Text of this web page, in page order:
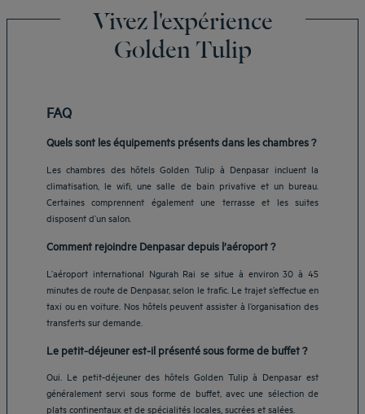
Vivez l'expérience
Golden Tulip
FAQ
Quels sont les équipements présents dans les chambres ?
Les chambres des hôtels Golden Tulip à Denpasar incluent la
climatisation, le wifi, une salle de bain privative et un bureau.
Certaines comprennent également une terrasse et les suites
disposent d’un salon.
Comment rejoindre Denpasar depuis l’aéroport ?
L’aéroport international Ngurah Rai se situe à environ 30 à 45
minutes de route de Denpasar, selon le trafic. Le trajet s’effectue en
taxi ou en voiture. Nos hôtels peuvent assister à l’organisation des
transferts sur demande.
Le petit-déjeuner est-il présenté sous forme de buffet ?
Oui. Le petit-déjeuner des hôtels Golden Tulip à Denpasar est
généralement servi sous forme de buffet, avec une sélection de
plats continentaux et de spécialités locales, sucrées et salées.